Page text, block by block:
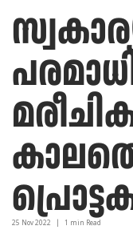
25 Nov 2022 1 min Read